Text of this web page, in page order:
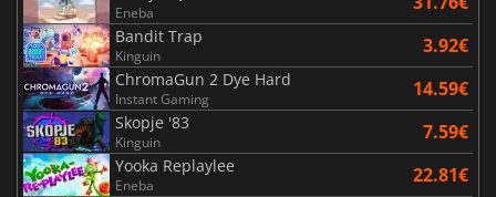
Eneba
Bandit Trap
Kinguin 3.92€
ChromaGun 2 Dye Hard
Instant Gaming 14.59€
Skopje '83
Kinguin 7.59€
Yooka Replaylee
Eneba 22.81€